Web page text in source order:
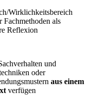
Wirklichkeitsbereich
als
Reflexion
und
oder
aus einem
verfügen